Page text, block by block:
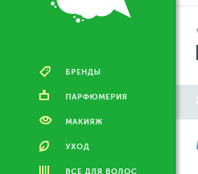
БРЕНДЫ
ПАРФЮМЕРИЯ
МАКИЯЖ
УХОД
ВСЕ ДЛЯ ВОЛОС